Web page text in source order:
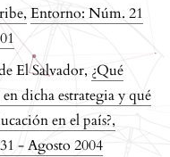
,Entorno: Núm. 21
El Salvador, ¿Qué
dicha estrategia y qué
en el país?,
- Agosto 2004